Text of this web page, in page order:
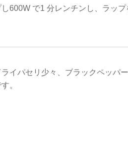
600W で1 分レンチンし、ラッ
イパセリ少々、ブラックペッパ
。